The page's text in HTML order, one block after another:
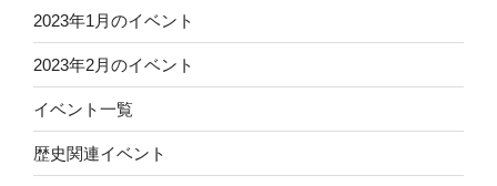
2023年1月のイベント
2023年2月のイベント
イベント一覧
歴史関連イベント